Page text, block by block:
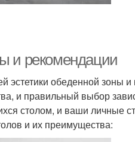
и рекомендации
эстетики обеденной зоны
и правильный выбор
столом, и ваши личные
и их преимущества: